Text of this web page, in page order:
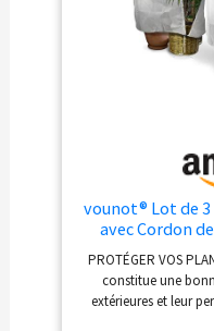
étendu directement
tunnels. Taille
vounot® Lot de
avec Cordon
d’Hivernage
Housse de
Réutilisable
PROTÉGER VOS
constitue une
extérieures et leur